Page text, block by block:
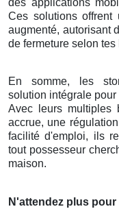
des applications
Ces solutions
augmenté, autorisant
de fermeture selon tes
En somme, les
solution intégrale
Avec leurs multiples
accrue, une
facilité d'emploi, ils
tout possesseur
maison.
N'attendez plus